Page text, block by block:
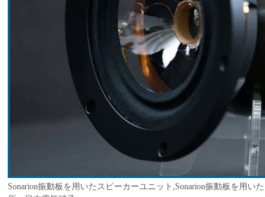
Sonarion振動板を用いたスピーカーユニット,Sonarion振動板を用い